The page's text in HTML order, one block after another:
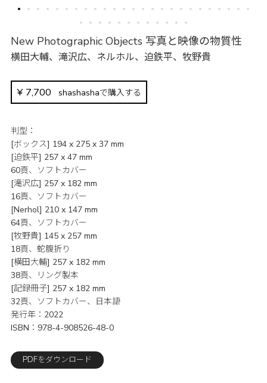
New Photographic Objects 写真と映像の物質性
横田大輔、 滝沢広、 ネルホル、 迫鉄平、 牧野貴
¥ 7,700 shashashaで購入する
判型
[ボックス] 194 x 275 x 37 mm
[迫鉄平] 257 x 47 mm
60頁、ソフトカバー
[滝沢広] 257 x 182 mm
16頁、ソフトカバー
[Nerhol] 210 x 147 mm
64頁、ソフトカバー
[牧野貴] 145 x 257 mm
18頁、蛇腹折り
[横田大輔] 257 x 182 mm
38頁、リング製本
[記録冊子] 257 x 182 mm
32頁、ソフトカバー、日本語
発行年
2022
ISBN
978-4-908526-48-0
PDFをダウンロード